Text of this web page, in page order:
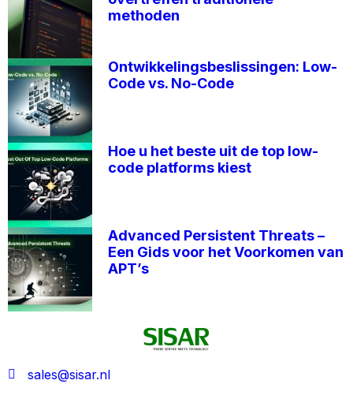
methoden
Ontwikkelingsbeslissingen: Low-
Code vs. No-Code
Hoe u het beste uit de top low-
code platforms kiest
Advanced Persistent Threats –
Een Gids voor het Voorkomen van
APT’s
sales@sisar.nl